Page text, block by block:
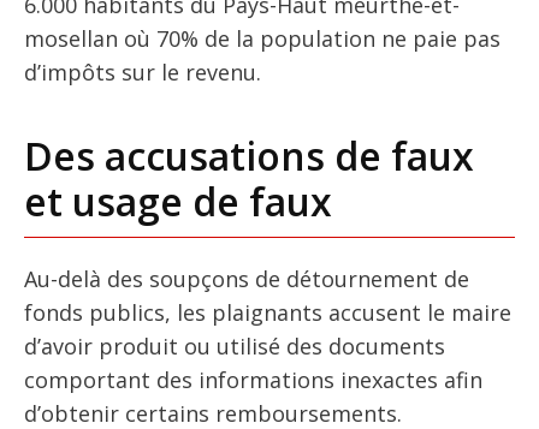
mosellan où 70% de la population ne paie pas
d’impôts sur le revenu.
Des accusations de faux
et usage de faux
Au-delà des soupçons de détournement de
fonds publics, les plaignants accusent le maire
d’avoir produit ou utilisé des documents
comportant des informations inexactes afin
d’obtenir certains remboursements.